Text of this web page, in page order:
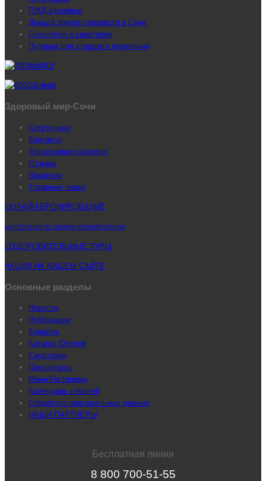
РЖД-здоровье
Декада зрелого возраста в Сочи
Онкология и санатории
Путевки для старшего поколения
Здоровый мир-Сочи
Сотрудники
Контакты
Финансовые гарантии
Отзывы
Вакансии
Товарные знаки
ОНЛАЙН-БРОНИРОВАНИЕ
ИНСТРУКЦИЯ ПО ОНЛАЙН-БРОНИРОВАНИЮ
ОЗДОРОВИТЕЛЬНЫЕ ТУРЫ
АКЦИИ НА НАШЕМ САЙТЕ
Основные разделы
Новости
Публикации
Курорты
Каталог Отелей
Санатории
Пансионаты
Мини-Гостиницы
Календарь событий
Обработка персональных данных
НАШИ ПАРТНЕРЫ
Бесплатная линия
8 800 700-51-55